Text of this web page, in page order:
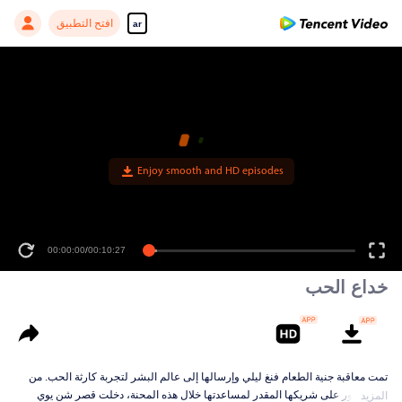
ar افتح التطبيق
Enjoy smooth and HD episodes
00:00:00/00:10:27
خداع الحب
تمت معاقبة جنية الطعام فنغ ليلي وإرسالها إلى عالم البشر لتجربة كارثة الحب. من
أجل العثور على شريكها المقدر لمساعدتها خلال هذه المحنة، دخلت قصر شن يوي
المزيد